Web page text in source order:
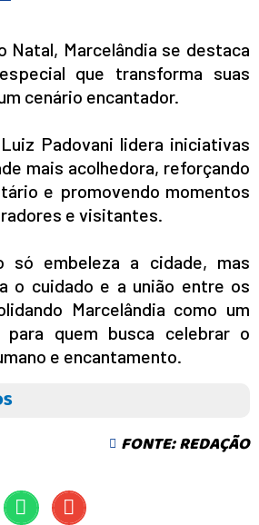
Natal, Marcelândia se destaca
que transforma suas
cenário encantador.
Padovani lidera iniciativas
mais acolhedora, reforçando
e promovendo momentos
e visitantes.
só embeleza a cidade, mas
o cuidado e a união entre os
Marcelândia como um
quem busca celebrar o
e encantamento.
FONTE: REDAÇÃO